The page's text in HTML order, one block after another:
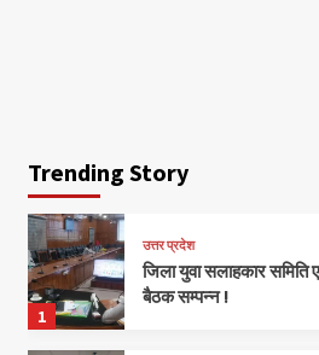
Trending Story
1
उत्तर प्रदेश
जिला युवा सलाहकार समिति
बैठक सम्पन्न !